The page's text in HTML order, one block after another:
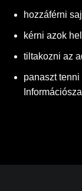
hozzáférni
kérni azok
tiltakozni az
panaszt